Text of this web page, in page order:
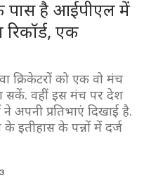
पास है आईपीएल में
एक
क्रिकेटरों को एक वो मंच
सकें. वहीं इस मंच पर देश
अपनी प्रतिभाएं दिखाई है.
के पन्नों में दर्ज